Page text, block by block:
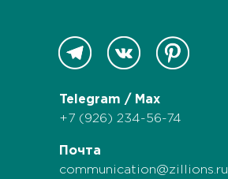
Почта
communication@zillions.ru
Telegram / Max
+7 (926) 234-56-74